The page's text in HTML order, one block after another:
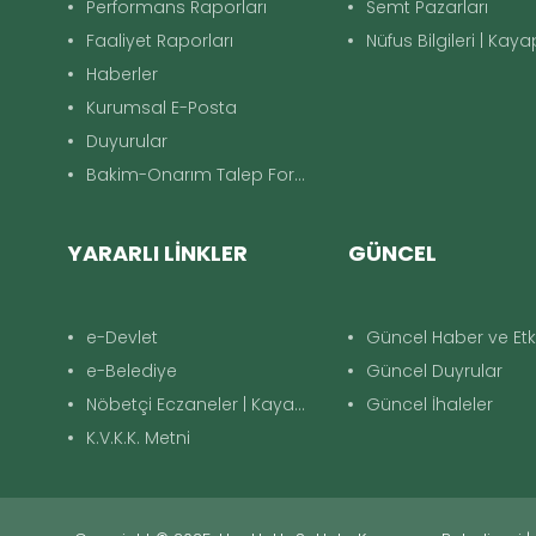
Performans Raporları
Faaliyet Raporları
Haberler
Kurumsal E-Posta
Duyurular
Bakim-Onarım Talep Formu
Semt Pazarları
Nüfus Bilgileri |
YARARLI LİNKLER
e-Devlet
e-Belediye
Nöbetçi Eczaneler | Kayapınar
K.V.K.K. Metni
GÜNCEL
Güncel Haber ve
Güncel Duyrular
Güncel İhaleler